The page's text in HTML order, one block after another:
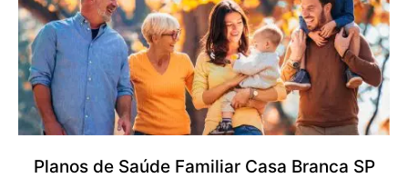
Planos de Saúde Familiar Casa Branca SP